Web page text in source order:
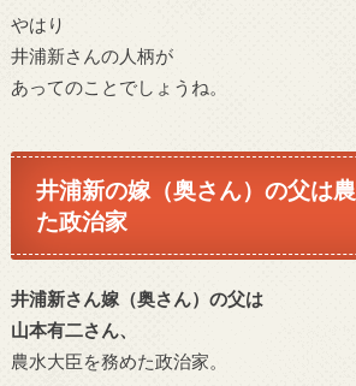
やはり
井浦新さんの人柄が
あってのことでしょうね。
井浦新の嫁（奥さん）の父は
た政治家
井浦新さん嫁（奥さん）の父は
山本有二さん、
農水大臣を務めた政治家。